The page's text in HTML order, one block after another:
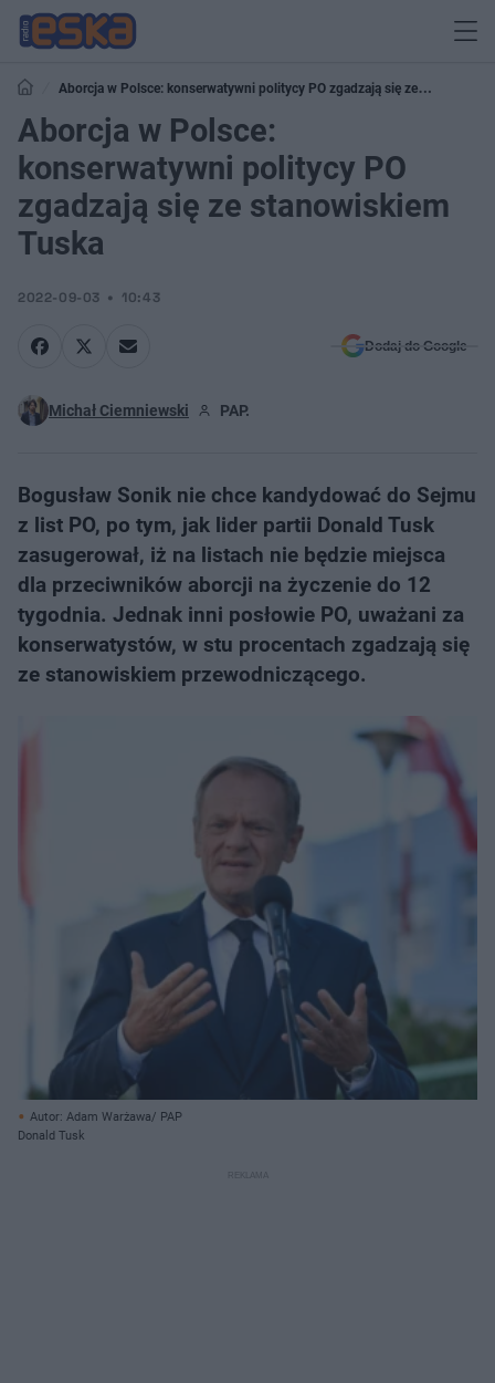
Aborcja w Polsce: konserwatywni politycy PO zgadzają się ze
stanowiskiem Tuska
Aborcja w Polsce:
konserwatywni politycy PO
zgadzają się ze stanowiskiem
Tuska
2022-09-03 10:43
Dodaj do Google
Michał Ciemniewski PAP.
Bogusław Sonik nie chce kandydować do Sejmu
z list PO, po tym, jak lider partii Donald Tusk
zasugerował, iż na listach nie będzie miejsca
dla przeciwników aborcji na życzenie do 12
tygodnia. Jednak inni posłowie PO, uważani za
konserwatystów, w stu procentach zgadzają się
ze stanowiskiem przewodniczącego.
Autor: Adam Warżawa/ PAP
Donald Tusk